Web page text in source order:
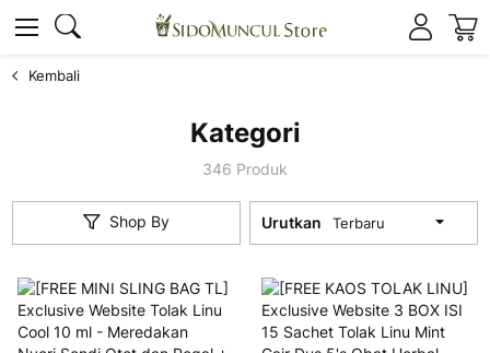
Kembali
Kategori
346 Produk
Shop By Urutkan